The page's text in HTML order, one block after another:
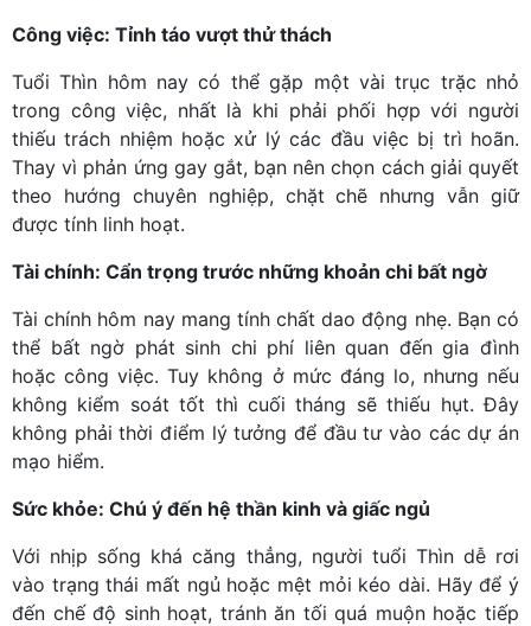
Công việc: Tỉnh táo vượt thử thách
Tuổi Thìn hôm nay có thể gặp một vài trục trặc nhỏ
trong công việc, nhất là khi phải phối hợp với người
thiếu trách nhiệm hoặc xử lý các đầu việc bị trì hoãn.
Thay vì phản ứng gay gắt, bạn nên chọn cách giải quyết
theo hướng chuyên nghiệp, chặt chẽ nhưng vẫn giữ
được tính linh hoạt.
Tài chính: Cẩn trọng trước những khoản chi bất ngờ
Tài chính hôm nay mang tính chất dao động nhẹ. Bạn có
thể bất ngờ phát sinh chi phí liên quan đến gia đình
hoặc công việc. Tuy không ở mức đáng lo, nhưng nếu
không kiểm soát tốt thì cuối tháng sẽ thiếu hụt. Đây
không phải thời điểm lý tưởng để đầu tư vào các dự án
mạo hiểm.
Sức khỏe: Chú ý đến hệ thần kinh và giấc ngủ
Với nhịp sống khá căng thẳng, người tuổi Thìn dễ rơi
vào trạng thái mất ngủ hoặc mệt mỏi kéo dài. Hãy để ý
đến chế độ sinh hoạt, tránh ăn tối quá muộn hoặc tiếp